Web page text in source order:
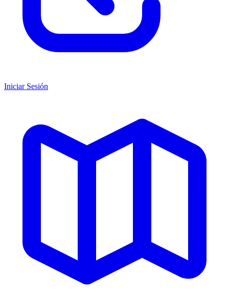
Iniciar Sesión